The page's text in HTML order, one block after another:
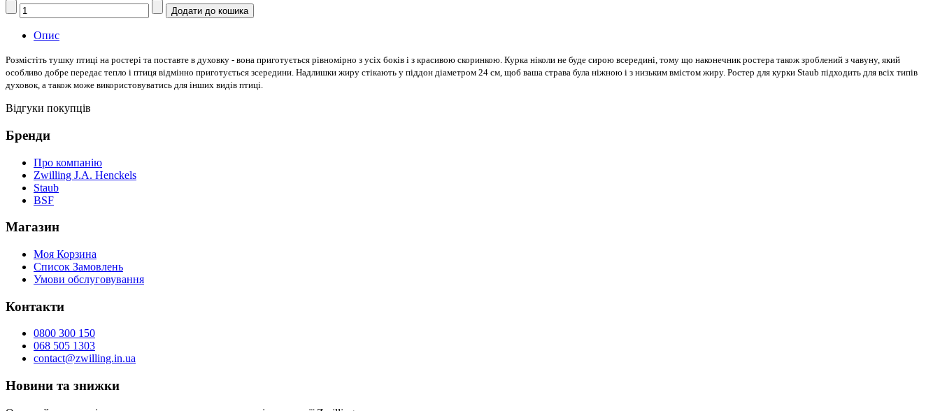
Опис
Розмістіть тушку птиці на ростері та поставте в духовку - вона приготується рівномірно з усіх боків і з красивою скоринкою. Курка ніколи не буде сирою всередині, тому що наконечник ростера також зроблений з чавуну, який
особливо добре передає тепло і птиця відмінно приготується зсередини. Надлишки жиру стікають у піддон діаметром 24 см, щоб ваша страва була ніжною і з низьким вмістом жиру. Ростер для курки Staub підходить для всіх типів
духовок, а також може використовуватись для інших видів птиці.
Відгуки покупців
Бренди
Про компанію
Zwilling J.A. Henckels
Staub
BSF
Магазин
Моя Корзина
Список Замовлень
Умови обслуговування
Контакти
0800 300 150
068 505 1303
contact@zwilling.in.ua
Новини та знижки